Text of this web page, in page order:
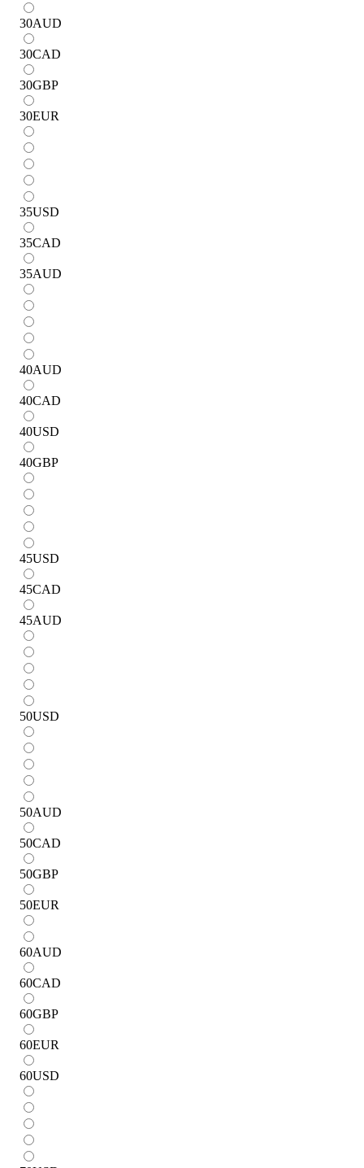
30AUD
30CAD
30GBP
30EUR
35USD
35CAD
35AUD
40AUD
40CAD
40USD
40GBP
45USD
45CAD
45AUD
50USD
50AUD
50CAD
50GBP
50EUR
60AUD
60CAD
60GBP
60EUR
60USD